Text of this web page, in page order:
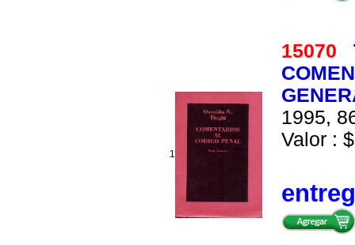
1
15070
1995,
Valor :